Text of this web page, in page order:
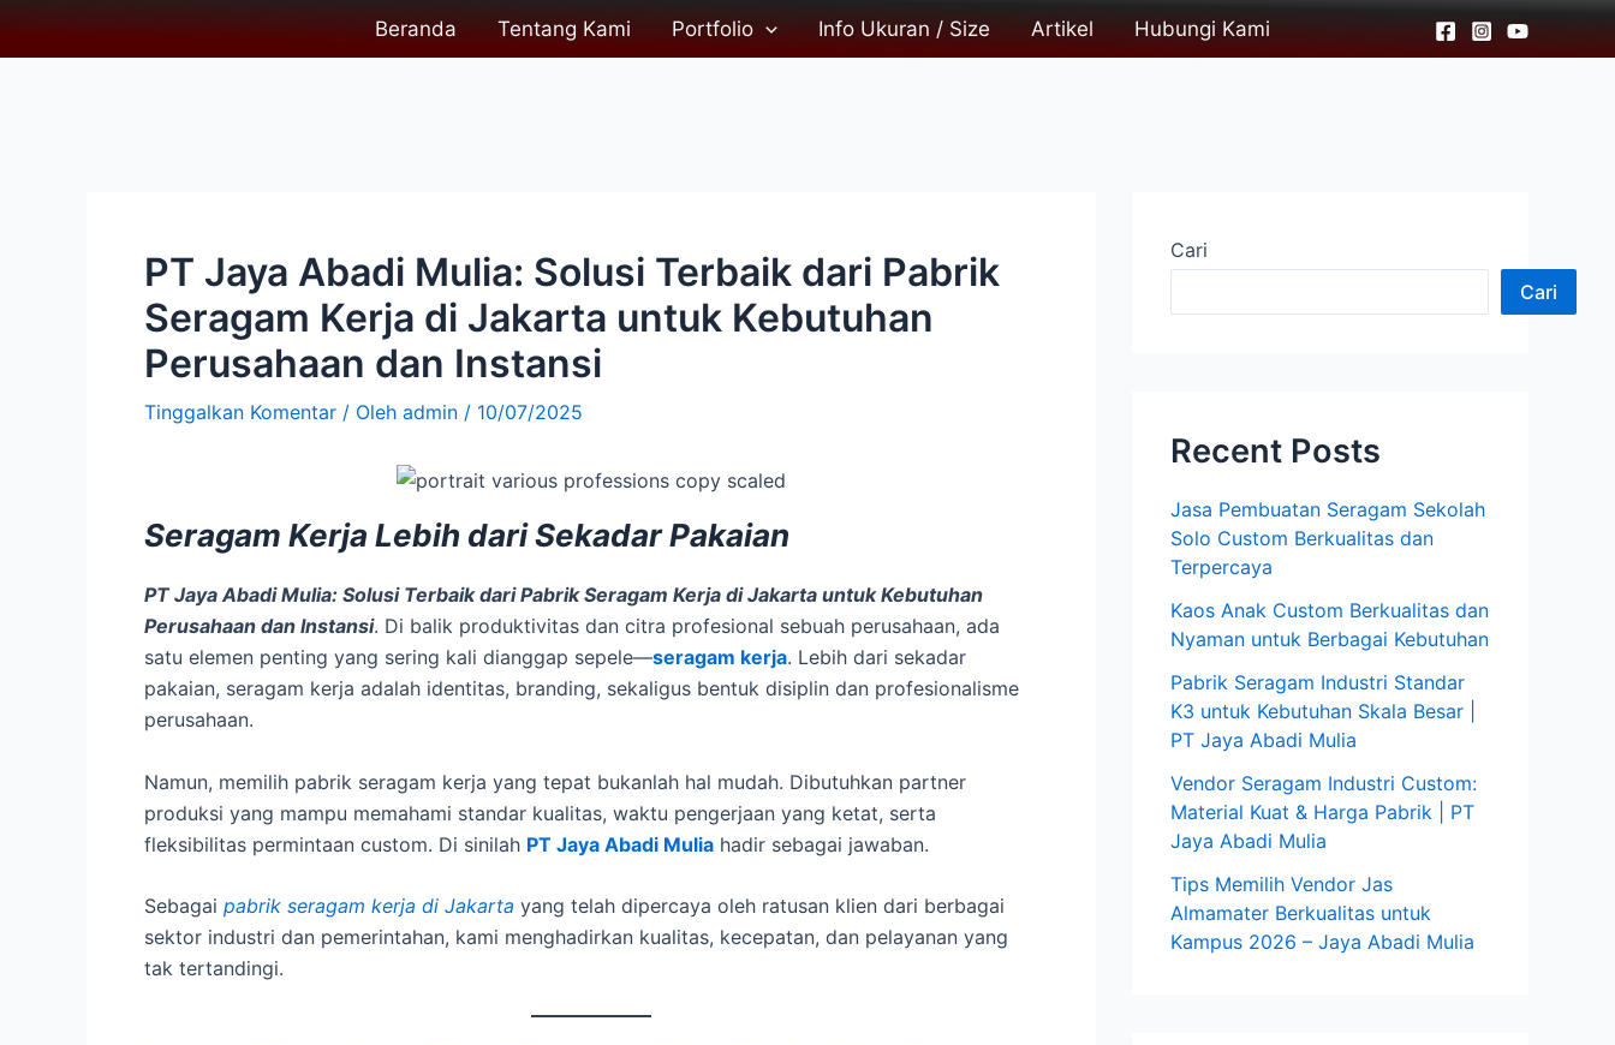
Beranda Tentang Kami Portfolio Info Ukuran / Size Artikel Hubungi Kami
PT Jaya Abadi Mulia: Solusi Terbaik dari Pabrik
Seragam Kerja di Jakarta untuk Kebutuhan
Perusahaan dan Instansi
Tinggalkan Komentar / Oleh admin / 10/07/2025
Seragam Kerja Lebih dari Sekadar Pakaian
PT Jaya Abadi Mulia: Solusi Terbaik dari Pabrik Seragam Kerja di Jakarta untuk Kebutuhan
Perusahaan dan Instansi. Di balik produktivitas dan citra profesional sebuah perusahaan, ada
satu elemen penting yang sering kali dianggap sepele—seragam kerja. Lebih dari sekadar
pakaian, seragam kerja adalah identitas, branding, sekaligus bentuk disiplin dan profesionalisme
perusahaan.
Namun, memilih pabrik seragam kerja yang tepat bukanlah hal mudah. Dibutuhkan partner
produksi yang mampu memahami standar kualitas, waktu pengerjaan yang ketat, serta
fleksibilitas permintaan custom. Di sinilah PT Jaya Abadi Mulia hadir sebagai jawaban.
Sebagai pabrik seragam kerja di Jakarta yang telah dipercaya oleh ratusan klien dari berbagai
sektor industri dan pemerintahan, kami menghadirkan kualitas, kecepatan, dan pelayanan yang
tak tertandingi.
Cari
Cari
Recent Posts
Jasa Pembuatan Seragam Sekolah
Solo Custom Berkualitas dan
Terpercaya
Kaos Anak Custom Berkualitas dan
Nyaman untuk Berbagai Kebutuhan
Pabrik Seragam Industri Standar
K3 untuk Kebutuhan Skala Besar |
PT Jaya Abadi Mulia
Vendor Seragam Industri Custom:
Material Kuat & Harga Pabrik | PT
Jaya Abadi Mulia
Tips Memilih Vendor Jas
Almamater Berkualitas untuk
Kampus 2026 – Jaya Abadi Mulia